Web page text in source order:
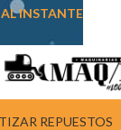
REPUESTOS
AL INSTANTE